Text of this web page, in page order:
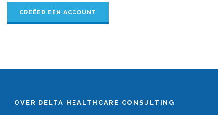
OVER DELTA HEALTHCARE CONSULTING